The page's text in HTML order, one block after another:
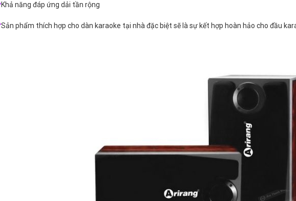
Khả năng đáp ứng dải tần rộng
Sản phẩm thích hợp cho dàn karaoke tại nhà đặc biệt sẽ là sự kết hợp hoàn hảo cho đầu